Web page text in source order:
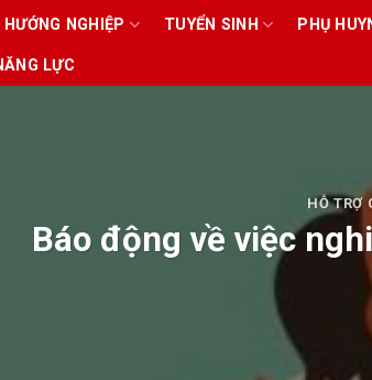
NGHIỆP TUYỂN SINH PHỤ
LỰC
HỖ TRỢ
Báo động về việc